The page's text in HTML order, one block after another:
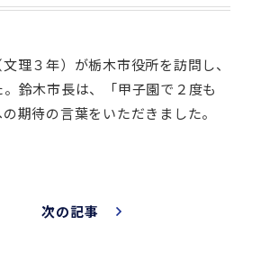
理３年）が栃木市役所を訪問し、
鈴木市長は、「甲子園で２度も
期待の言葉をいただきました。
次の記事